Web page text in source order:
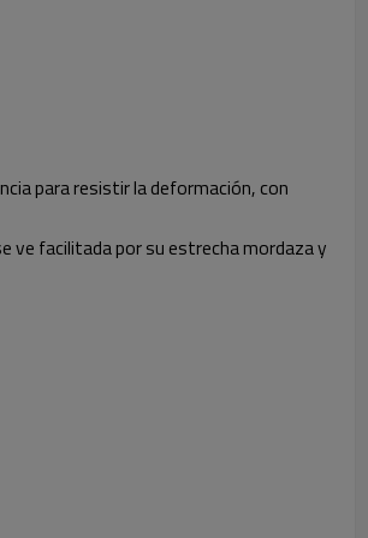
para resistir la deformación, con
ve facilitada por su estrecha mordaza y